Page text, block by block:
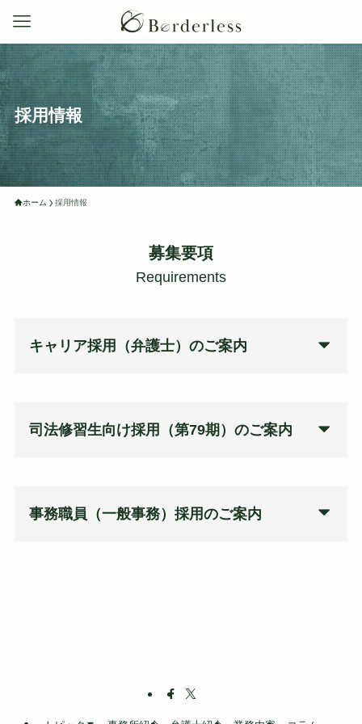
採用情報
ホーム 採用情報
募集要項
Requirements
キャリア採用（弁護士）のご案内
司法修習生向け採用 （第79期） のご案内
事務職員（一般事務）採用のご案内